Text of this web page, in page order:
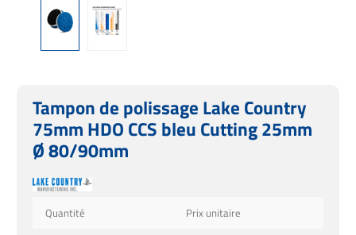
Tampon de polissage Lake Country
75mm HDO CCS bleu Cutting 25mm
Ø 80/90mm
Quantité Prix unitaire